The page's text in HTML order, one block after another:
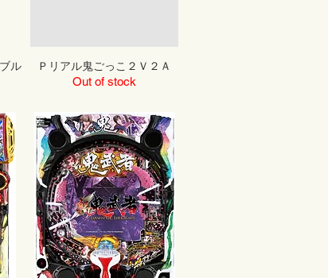
ル
Ｐリアル鬼ごっこ２Ｖ２Ａ
Out of stock